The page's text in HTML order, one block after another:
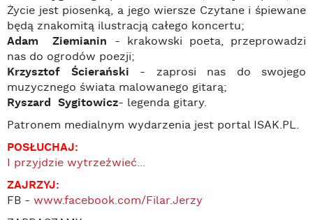
Życie jest piosenką, a jego wiersze Czytane i śpiewane
będą znakomitą ilustracją całego koncertu;
Adam Ziemianin - krakowski poeta, przeprowadzi
nas do ogrodów poezji;
Krzysztof Ścierański - zaprosi nas do swojego
muzycznego świata malowanego gitarą;
Ryszard Sygitowicz- legenda gitary.
Patronem medialnym wydarzenia jest portal ISAK.PL.
POSŁUCHAJ:
I przyjdzie wytrzeźwieć...
ZAJRZYJ:
FB - www.facebook.com/Filar.Jerzy